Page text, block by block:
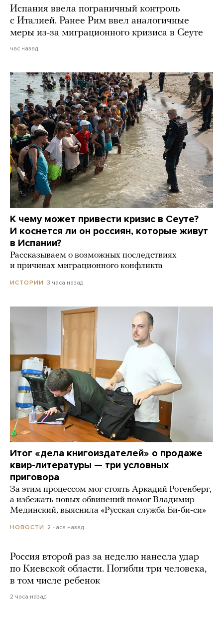
Испания ввела пограничный контроль
с Италией. Ранее Рим ввел аналогичные
меры из-за миграционного кризиса в Сеуте
час назад
К чему может привести кризис в Сеуте?
И коснется ли он россиян, которые живут
в Испании?
Рассказываем о возможных последствиях
и причинах миграционного конфликта
ИСТОРИИ 3 часа назад
Итог «дела книгоиздателей» о продаже
квир-литературы — три условных
приговора
За этим процессом мог стоять Аркадий Ротенберг,
а избежать новых обвинений помог Владимир
Мединский, выяснила «Русская служба Би-би-си»
НОВОСТИ 2 часа назад
Россия второй раз за неделю нанесла удар
по Киевской области. Погибли три человека,
в том числе ребенок
2 часа назад